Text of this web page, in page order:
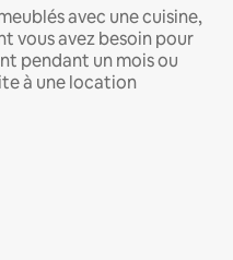
avec une cuisine,
vous avez besoin pour
pendant un mois ou
à une location